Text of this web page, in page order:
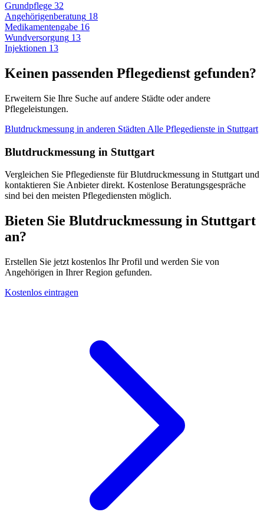
Grundpflege 32
Angehörigenberatung 18
Medikamentengabe 16
Wundversorgung 13
Injektionen 13
Keinen passenden Pflegedienst gefunden?
Erweitern Sie Ihre Suche auf andere Städte oder andere
Pflegeleistungen.
Blutdruckmessung in anderen Städten Alle Pflegedienste in Stuttgart
Blutdruckmessung in Stuttgart
Vergleichen Sie Pflegedienste für Blutdruckmessung in Stuttgart und
kontaktieren Sie Anbieter direkt. Kostenlose Beratungsgespräche
sind bei den meisten Pflegediensten möglich.
Bieten Sie Blutdruckmessung in Stuttgart
an?
Erstellen Sie jetzt kostenlos Ihr Profil und werden Sie von
Angehörigen in Ihrer Region gefunden.
Kostenlos eintragen